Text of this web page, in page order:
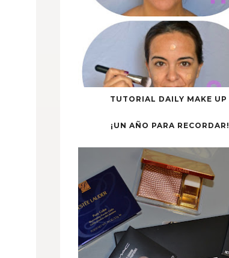
TUTORIAL DAILY MAKE UP
¡UN AÑO PARA RECORDAR!